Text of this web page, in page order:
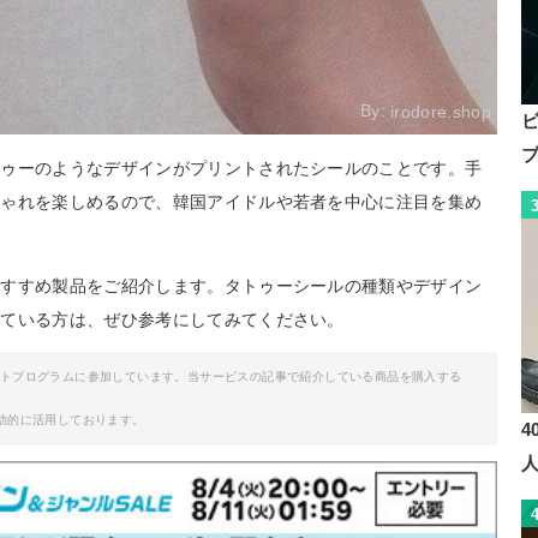
By: irodore.shop
ーのようなデザインがプリントされたシールのことです。手
れを楽しめるので、韓国アイドルや若者を中心に注目を集め
すめ製品をご紹介します。タトゥーシールの種類やデザイン
いる方は、ぜひ参考にしてみてください。
ログラムに参加しています。当サービスの記事で紹介している商品を購入する
に活用しております。